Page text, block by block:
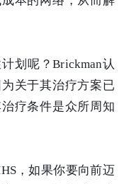
划呢？Brickman认
关于其治疗方案已
疗条件是众所周知
，如果你要向前迈